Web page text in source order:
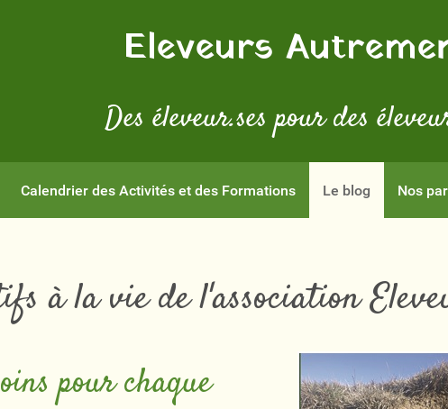
Eleveurs
Des éleveur.ses pour des
Calendrier des Activités et des Formations Le blog Nos
à la vie de l'association
pour chaque